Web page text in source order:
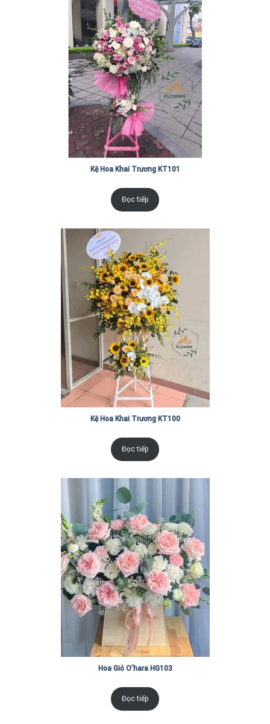
Kệ Hoa Khai Trương KT101
Đọc tiếp
Kệ Hoa Khai Trương KT100
Đọc tiếp
Hoa Giỏ O’hara HG103
Đọc tiếp